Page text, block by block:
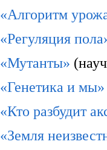
«Алгоритм
«Регуляция
«Мутанты»
«Генетика и мы»
«Кто разбудит
«Земля